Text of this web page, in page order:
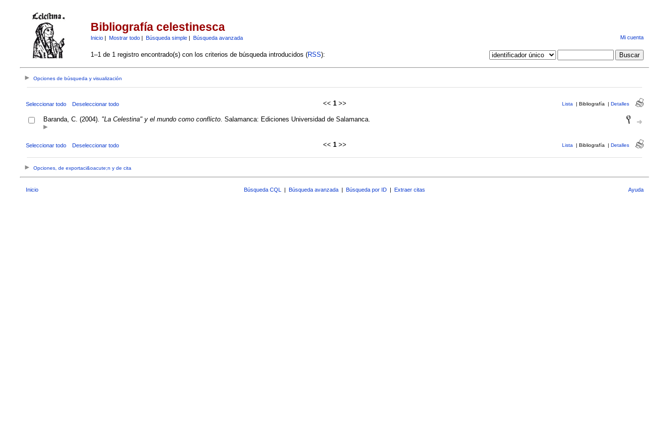
Bibliografía celestinesca
Inicio| Mostrar todo| Búsqueda simple| Búsqueda avanzada Mi cuenta
1–1 de 1 registro encontrado(s) con los criterios de búsqueda introducidos (RSS):
Opciones de búsqueda y visualización
Seleccionar todo Deseleccionar todo << 1>> Lista | Bibliografía | Detalles
Baranda, C. (2004). "La Celestina" y el mundo como conflicto. Salamanca: Ediciones Universidad de Salamanca.
Seleccionar todo Deseleccionar todo << 1>> Lista | Bibliografía | Detalles
Opciones, de exportaci&oacute;n y de cita
Inicio Búsqueda CQL | Búsqueda avanzada | Búsqueda por ID | Extraer citas Ayuda